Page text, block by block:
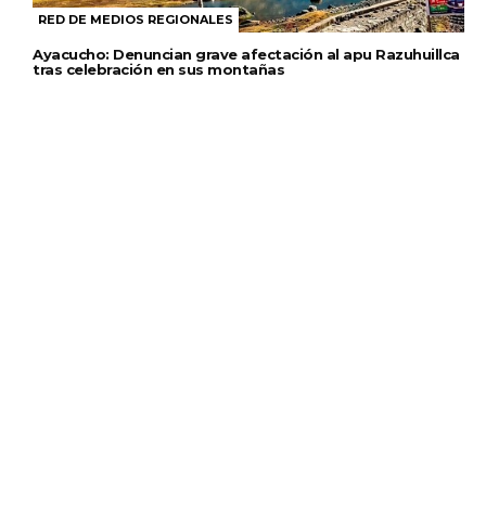
RED DE MEDIOS REGIONALES
Ayacucho: Denuncian grave afectación al apu Razuhuillca
tras celebración en sus montañas